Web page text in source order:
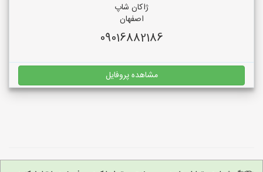
ژاکان شاپ
اصفهان
09016882186
مشاهده پروفایل